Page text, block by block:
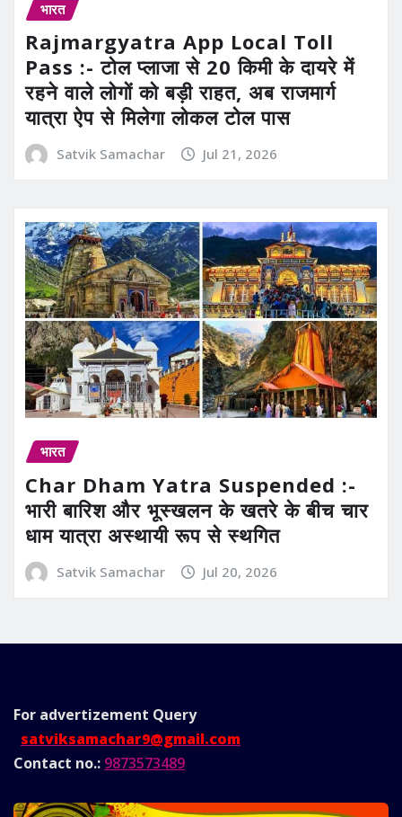
भारत
Rajmargyatra App Local Toll
Pass :- टोल प्लाजा से 20 किमी के दायरे में
रहने वाले लोगों को बड़ी राहत, अब राजमार्ग
यात्रा ऐप से मिलेगा लोकल टोल पास
Satvik Samachar Jul 21, 2026
भारत
Char Dham Yatra Suspended :-
भारी बारिश और भूस्खलन के खतरे के बीच चार
धाम यात्रा अस्थायी रूप से स्थगित
Satvik Samachar Jul 20, 2026
For advertizement Query
satviksamachar9@gmail.com
Contact no.: 9873573489